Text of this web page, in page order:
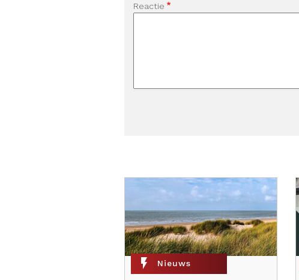
Reactie
flash_on Nieuws